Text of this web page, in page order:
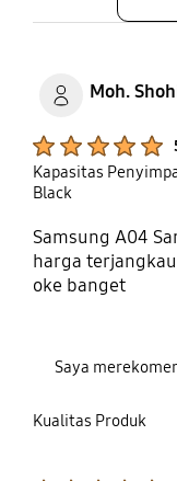
Moh.
Kapasitas
Black
Samsung A04
harga
oke banget
Saya
Kualitas Produk